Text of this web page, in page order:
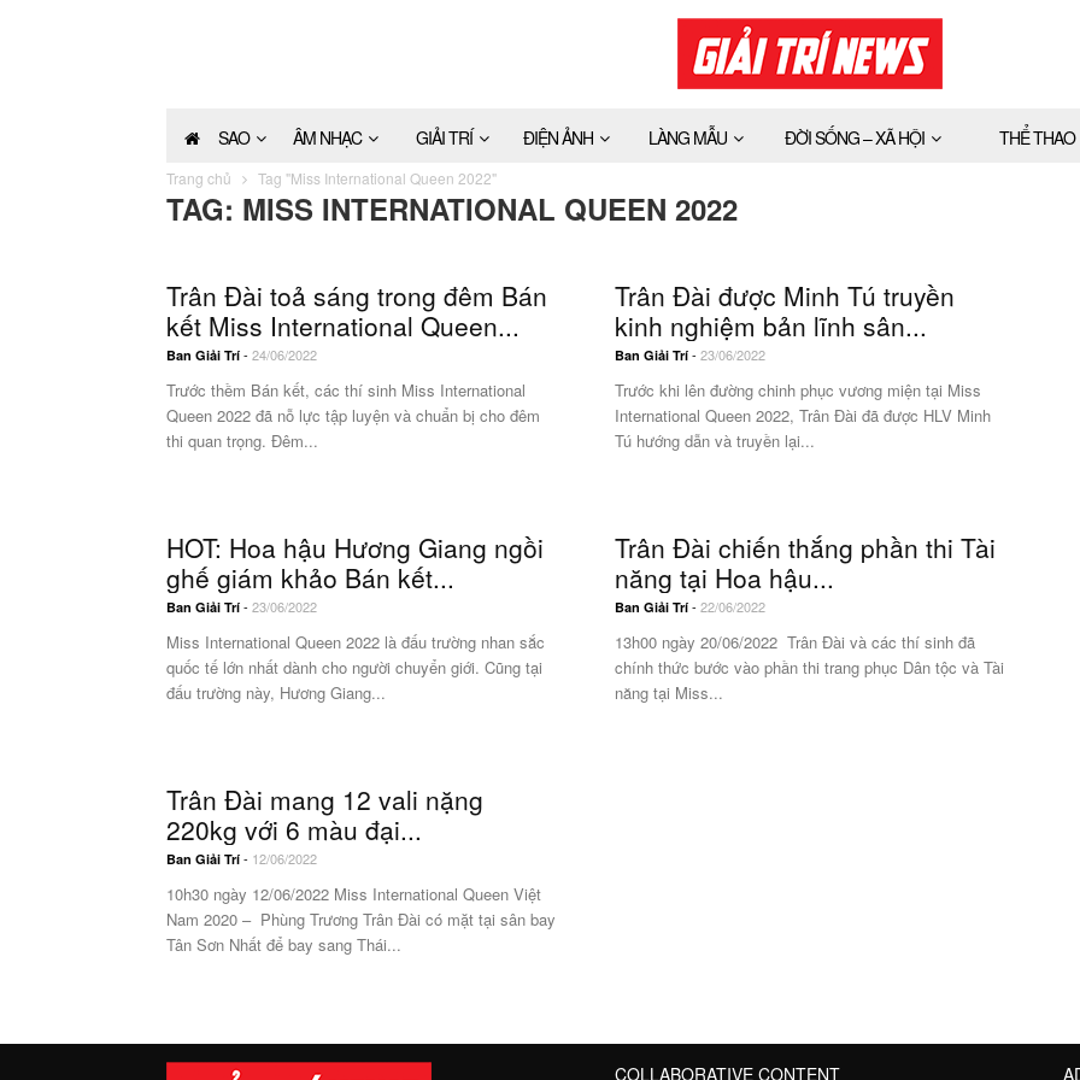
SAO ÂM NHẠC GIẢI TRÍ ĐIỆN ẢNH LÀNG MẪU ĐỜI SỐNG – XÃ HỘI THỂ THAO
Trang chủ Tag "Miss International Queen 2022"
TAG: MISS INTERNATIONAL QUEEN 2022
Trân Đài toả sáng trong đêm Bán
kết Miss International Queen...
Ban Giải Trí - 24/06/2022
Trước thềm Bán kết, các thí sinh Miss International
Queen 2022 đã nỗ lực tập luyện và chuẩn bị cho đêm
thi quan trọng. Đêm...
Trân Đài được Minh Tú truyền
kinh nghiệm bản lĩnh sân...
Ban Giải Trí - 23/06/2022
Trước khi lên đường chinh phục vương miện tại Miss
International Queen 2022, Trân Đài đã được HLV Minh
Tú hướng dẫn và truyền lại...
HOT: Hoa hậu Hương Giang ngồi
ghế giám khảo Bán kết...
Ban Giải Trí - 23/06/2022
Miss International Queen 2022 là đấu trường nhan sắc
quốc tế lớn nhất dành cho người chuyển giới. Cũng tại
đấu trường này, Hương Giang...
Trân Đài chiến thắng phần thi Tài
năng tại Hoa hậu...
Ban Giải Trí - 22/06/2022
13h00 ngày 20/06/2022 Trân Đài và các thí sinh đã
chính thức bước vào phần thi trang phục Dân tộc và Tài
năng tại Miss...
Trân Đài mang 12 vali nặng
220kg với 6 màu đại...
Ban Giải Trí - 12/06/2022
10h30 ngày 12/06/2022 Miss International Queen Việt
Nam 2020 – Phùng Trương Trân Đài có mặt tại sân bay
Tân Sơn Nhất để bay sang Thái...
COLLABORATIVE CONTENT